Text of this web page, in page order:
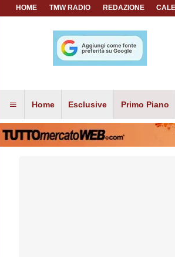
HOME TMW RADIO REDAZIONE
Home Esclusive Primo Piano